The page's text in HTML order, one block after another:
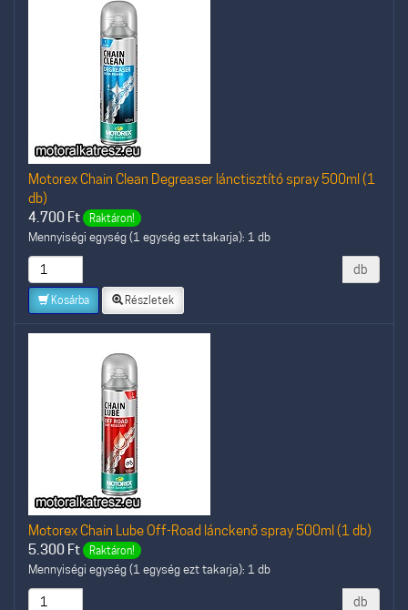
Motorex Chain Clean Degreaser lánctisztító spray 500ml (1
db)
4.700 Ft Raktáron!
Mennyiségi egység (1 egység ezt takarja): 1 db
db
Kosárba Részletek
Motorex Chain Lube Off-Road lánckenő spray 500ml (1 db)
5.300 Ft Raktáron!
Mennyiségi egység (1 egység ezt takarja): 1 db
db